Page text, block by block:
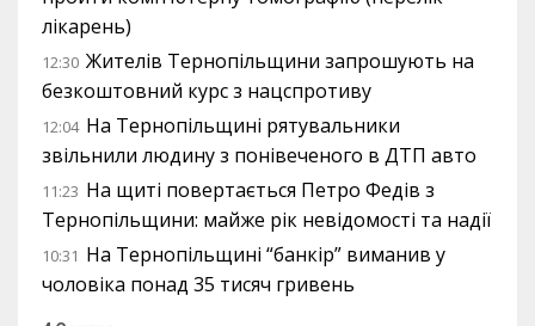
лікарень)
12:30 Жителів Тернопільщини запрошують на
безкоштовний курс з нацспротиву
12:04 На Тернопільщині рятувальники
звільнили людину з понівеченого в ДТП авто
11:23 На щиті повертається Петро Федів з
Тернопільщини: майже рік невідомості та надії
10:31 На Тернопільщині “банкір” виманив у
чоловіка понад 35 тисяч гривень